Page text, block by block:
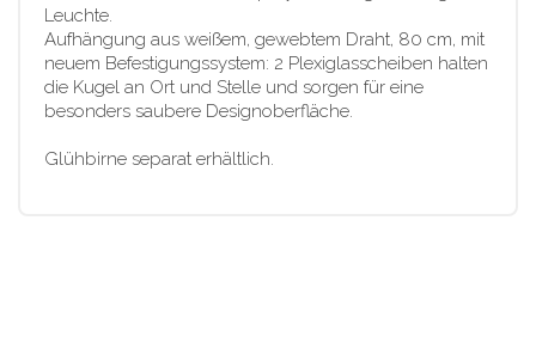
Leuchte.
Aufhängung aus weißem, gewebtem Draht, 80 cm, mit
neuem Befestigungssystem: 2 Plexiglasscheiben halten
die Kugel an Ort und Stelle und sorgen für eine
besonders saubere Designoberfläche.
Glühbirne separat erhältlich.